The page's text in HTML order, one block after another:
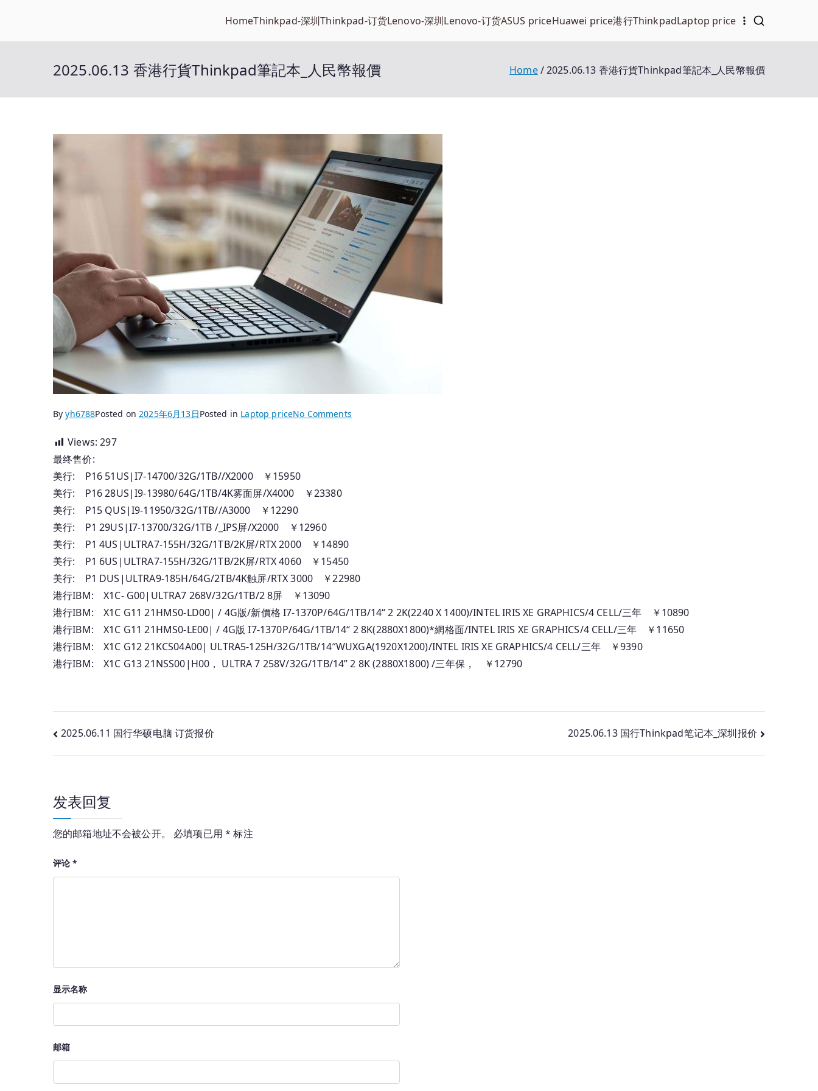
HomeThinkpad-深圳Thinkpad-订货Lenovo-深圳Lenovo-订货ASUS priceHuawei price港行ThinkpadLaptop price
2025.06.13 香港行貨Thinkpad筆記本_人民幣報價 Home 2025.06.13 香港行貨Thinkpad筆記本_人民幣報價
Byyh6788Posted on2025年6月13日Posted in Laptop priceNo Commentson
人
幣
報
價
Views: 297
最终售价:
美行: P16 51US|I7-14700/32G/1TB//X2000 ￥15950
美行: P16 28US|I9-13980/64G/1TB/4K雾面屏/X4000 ￥23380
美行: P15 QUS|I9-11950/32G/1TB//A3000 ￥12290
美行: P1 29US|I7-13700/32G/1TB /_IPS屏/X2000 ￥12960
美行: P1 4US|ULTRA7-155H/32G/1TB/2K屏/RTX 2000 ￥14890
美行: P1 6US|ULTRA7-155H/32G/1TB/2K屏/RTX 4060 ￥15450
美行: P1 DUS|ULTRA9-185H/64G/2TB/4K触屏/RTX 3000 ￥22980
港行IBM: X1C- G00|ULTRA7 268V/32G/1TB/2 8屏 ￥13090
港行IBM: X1C G11 21HMS0-LD00| / 4G版/新價格 I7-1370P/64G/1TB/14“ 2 2K(2240 X 1400)/INTEL IRIS XE GRAPHICS/4 CELL/三年 ￥10890
港行IBM: X1C G11 21HMS0-LE00| / 4G版 I7-1370P/64G/1TB/14“ 2 8K(2880X1800)*網格面/INTEL IRIS XE GRAPHICS/4 CELL/三年 ￥11650
港行IBM: X1C G12 21KCS04A00| ULTRA5-125H/32G/1TB/14″WUXGA(1920X1200)/INTEL IRIS XE GRAPHICS/4 CELL/三年 ￥9390
港行IBM: X1C G13 21NSS00|H00， ULTRA 7 258V/32G/1TB/14” 2 8K (2880X1800) /三年保， ￥12790
文
章
航
2025.06.11 国行华硕电脑 订货报价 2025.06.13 国行Thinkpad笔记本_深圳报价
发表回复
您的邮箱地址不会被公开。 必填项已用* 标注
评论*
显示名称
邮箱